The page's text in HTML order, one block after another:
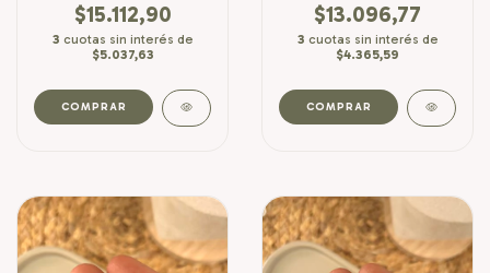
$15.112,90
3 cuotas sin interés de
$5.037,63
$13.096,77
3 cuotas sin interés de
$4.365,59